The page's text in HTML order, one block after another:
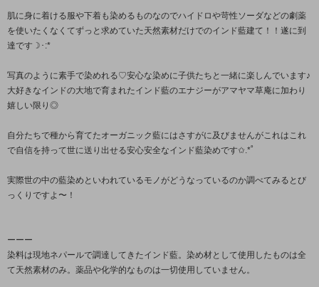
肌に身に着ける服や下着も染めるものなのでハイドロや苛性ソーダなどの劇薬
を使いたくなくてずっと求めていた天然素材だけでのインド藍建て！！遂に到
達です☽･:*
写真のように素手で染めれる♡安心な染めに子供たちと一緒に楽しんでいます♪
大好きなインドの大地で育まれたインド藍のエナジーがアマヤマ草庵に加わり
嬉しい限り◎
自分たちで種から育てたオーガニック藍にはさすがに及びませんがこれはこれ
で自信を持って世に送り出せる安心安全なインド藍染めです✩.*˚
実際世の中の藍染めといわれているモノがどうなっているのか調べてみるとび
っくりですよ〜！
ーーー
染料は現地ネパールで調達してきたインド藍。染め材として使用したものは全
て天然素材のみ。薬品や化学的なものは一切使用していません。